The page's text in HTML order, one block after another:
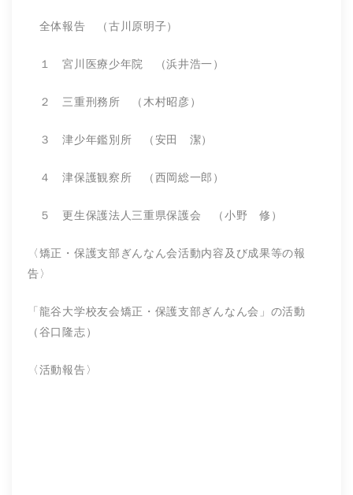
全体報告 （古川原明子）
１ 宮川医療少年院 （浜井浩一）
２ 三重刑務所 （木村昭彦）
３ 津少年鑑別所 （安田 潔）
４ 津保護観察所 （西岡総一郎）
５ 更生保護法人三重県保護会 （小野 修）
〈矯正・保護支部ぎんなん会活動内容及び成果等の報
告〉
「龍谷大学校友会矯正・保護支部ぎんなん会」の活動
（谷口隆志）
〈活動報告〉